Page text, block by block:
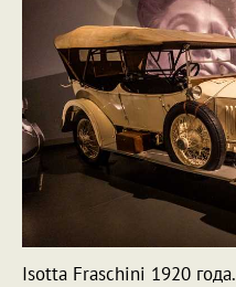
Isotta Fraschini 1920 года.